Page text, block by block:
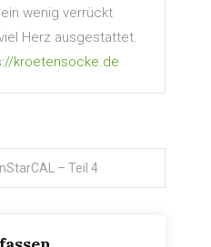
wenig verrückt
Herz ausgestattet.
kroetensocke.de
– Teil 4